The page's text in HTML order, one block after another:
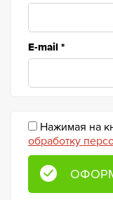
E-mail *
Нажимая на
обработку